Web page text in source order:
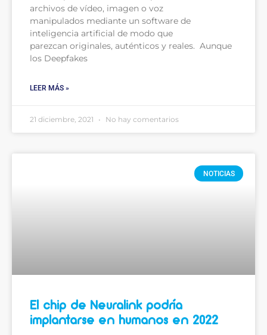
archivos de vídeo, imagen o voz
manipulados mediante un software de
inteligencia artificial de modo que
parezcan originales, auténticos y reales. Aunque
los Deepfakes
LEER MÁS »
21 diciembre, 2021 No hay comentarios
NOTICIAS
El chip de Neuralink podría
implantarse en humanos en 2022